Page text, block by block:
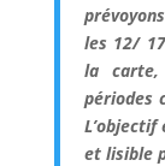
les 12/
la carte,
périodes
et lisible